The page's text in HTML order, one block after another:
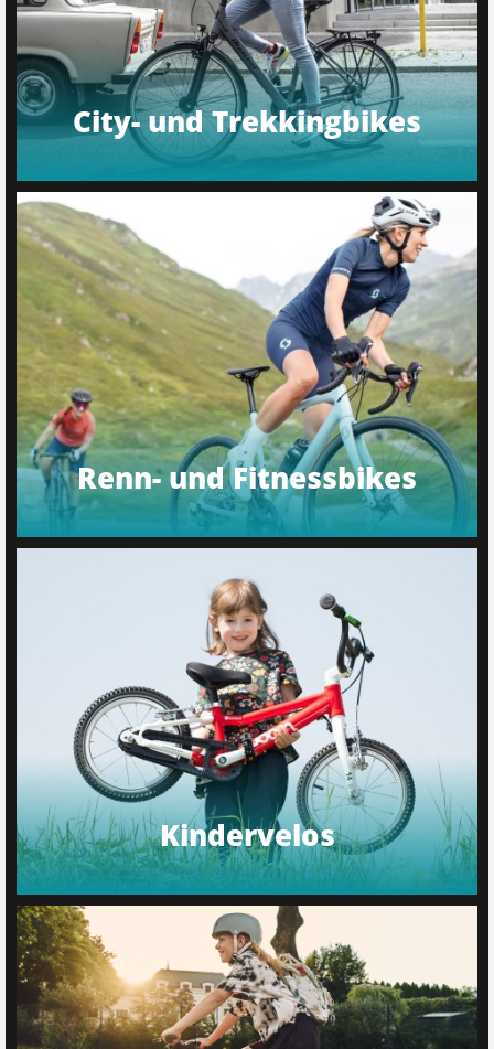
City- und Trekkingbikes
Renn- und Fitnessbikes
Kindervelos